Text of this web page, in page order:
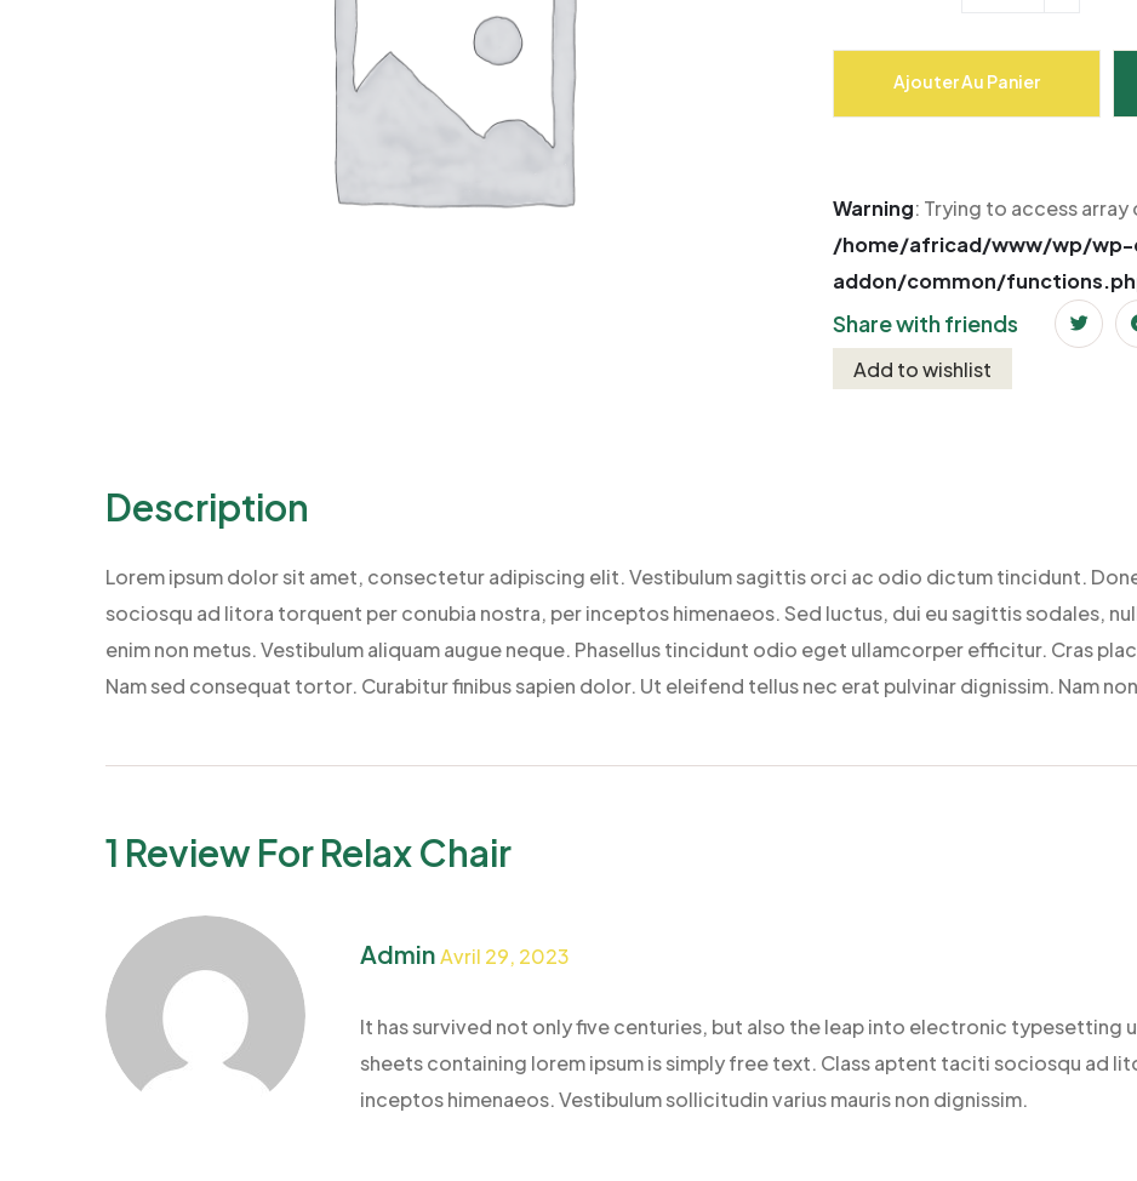
Ajouter Au Panier
Warning: Trying to access
/home/africad/www/wp/
addon/common/
Share with friends
Add to wishlist
Description
Lorem ipsum dolor sit amet, consectetur adipiscing elit. Vestibulum sagittis orci ac odio dictum tincidunt.
sociosqu ad litora torquent per conubia nostra, per inceptos himenaeos. Sed luctus, dui eu sagittis sodales,
enim non metus. Vestibulum aliquam augue neque. Phasellus tincidunt odio eget ullamcorper efficitur. Cras
Nam sed consequat tortor. Curabitur finibus sapien dolor. Ut eleifend tellus nec erat pulvinar dignissim. Nam
1 Review ForRelax Chair
AdminAvril 29, 2023
It has survived not only five centuries, but also the leap into electronic typesetting
sheets containing lorem ipsum is simply free text. Class aptent taciti sociosqu ad
inceptos himenaeos. Vestibulum sollicitudin varius mauris non dignissim.